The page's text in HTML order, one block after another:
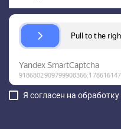
Я согласен на обработку